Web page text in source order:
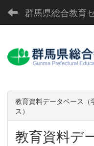
群馬県総合教育
教育資料データベース（
ス）
教育資料デ